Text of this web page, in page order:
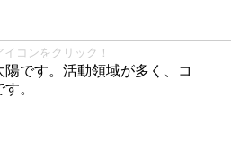
コンをクリック！
です。活動領域が多く、コ
。